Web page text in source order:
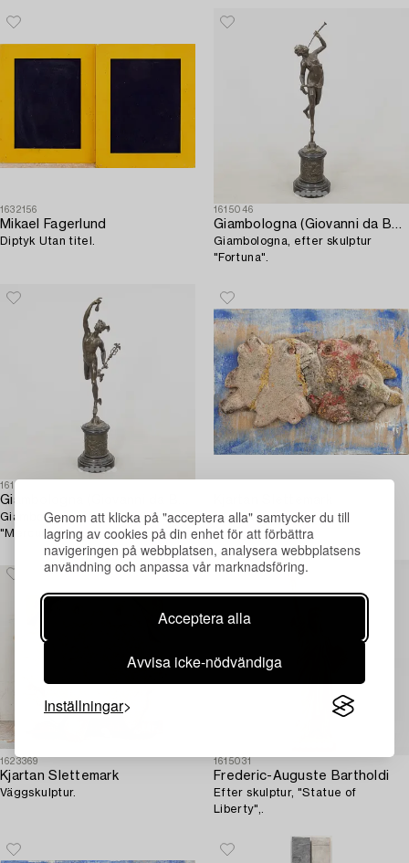
Genom att klicka på "acceptera alla" samtycker du till
lagring av cookies på din enhet för att förbättra
navigeringen på webbplatsen, analysera webbplatsens
användning och anpassa vår marknadsföring.
Acceptera alla
Avvisa icke-nödvändiga
Inställningar
1632156
Mikael Fagerlund
Diptyk Utan titel.
1615046
Giambologna (Giovanni da Bologna)
Giambologna, efter skulptur
"Fortuna".
1615045
Giambologna, efter skulptur
"Mercurius".
Väggskulptur.
1623369
Kjartan Slettemark
Väggskulptur.
1615031
Frederic-Auguste Bartholdi
Efter skulptur, "Statue of
Liberty",.